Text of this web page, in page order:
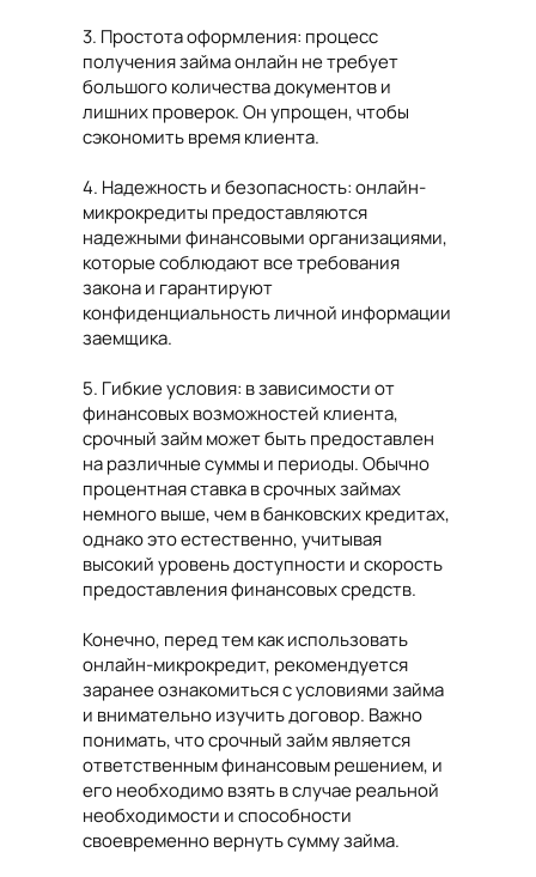
3. Простота оформления: процесс
получения займа онлайн не требует
большого количества документов и
лишних проверок. Он упрощен, чтобы
сэкономить время клиента.
4. Надежность и безопасность: онлайн-
микрокредиты предоставляются
надежными финансовыми организациями,
которые соблюдают все требования
закона и гарантируют
конфиденциальность личной информации
заемщика.
5. Гибкие условия: в зависимости от
финансовых возможностей клиента,
срочный займ может быть предоставлен
на различные суммы и периоды. Обычно
процентная ставка в срочных займах
немного выше, чем в банковских кредитах,
однако это естественно, учитывая
высокий уровень доступности и скорость
предоставления финансовых средств.
Конечно, перед тем как использовать
онлайн-микрокредит, рекомендуется
заранее ознакомиться с условиями займа
и внимательно изучить договор. Важно
понимать, что срочный займ является
ответственным финансовым решением, и
его необходимо взять в случае реальной
необходимости и способности
своевременно вернуть сумму займа.